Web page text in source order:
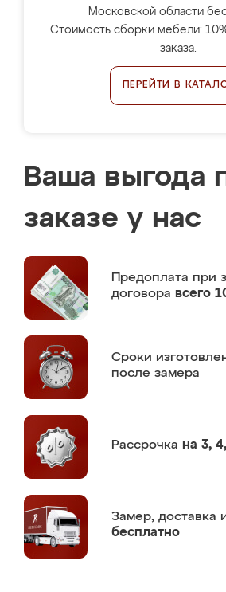
Московской области
Стоимость сборки мебели:
заказа.
ПЕРЕЙТИ В
Ваша выгода
заказе у нас
Предоплата при
договора всего
Сроки
после замера
Рассрочка на 3,
Замер, доставка
бесплатно